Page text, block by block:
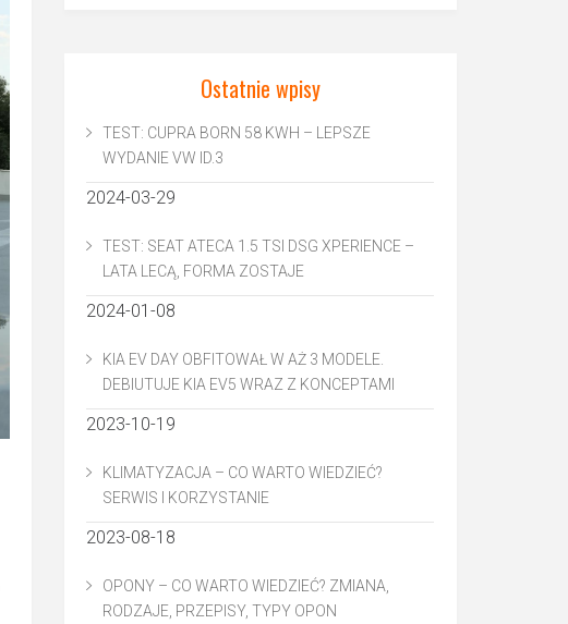
Ostatnie wpisy
TEST: CUPRA BORN 58 KWH – LEPSZE
WYDANIE VW ID.3
2024-03-29
TEST: SEAT ATECA 1.5 TSI DSG XPERIENCE –
LATA LECĄ, FORMA ZOSTAJE
2024-01-08
KIA EV DAY OBFITOWAŁ W AŻ 3 MODELE.
DEBIUTUJE KIA EV5 WRAZ Z KONCEPTAMI
2023-10-19
KLIMATYZACJA – CO WARTO WIEDZIEĆ?
SERWIS I KORZYSTANIE
2023-08-18
OPONY – CO WARTO WIEDZIEĆ? ZMIANA,
RODZAJE, PRZEPISY, TYPY OPON